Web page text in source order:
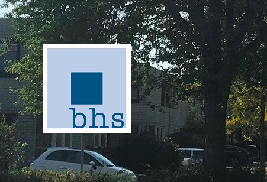
Ga
naar
de
inhoud